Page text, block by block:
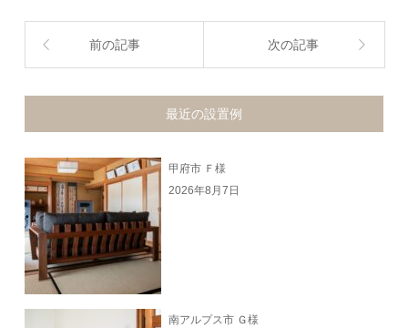
前の記事 次の記事
最近の設置例
甲府市 Ｆ様
2026年8月7日
南アルプス市 Ｇ様